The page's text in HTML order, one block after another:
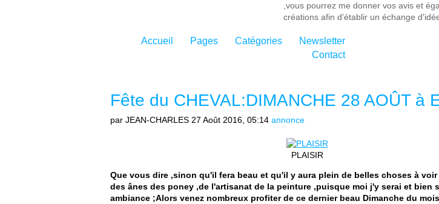
,vous pourrez me donner vos avis et
créations afin d'établir un échange
Accueil Pages Catégories
Newsletter
Contact
Fête du CHEVAL:DIMANCHE 28 AOÛT à
par JEAN-CHARLES 27 Août 2016, 05:14 annonce
PLAISIR
Que vous dire ,sinon qu'il fera beau et qu'il y aura plein de belles choses à
des ânes des poney ,de l'artisanat de la peinture ,puisque moi j'y serai et bien
ambiance ;Alors venez nombreux profiter de ce dernier beau Dimanche du